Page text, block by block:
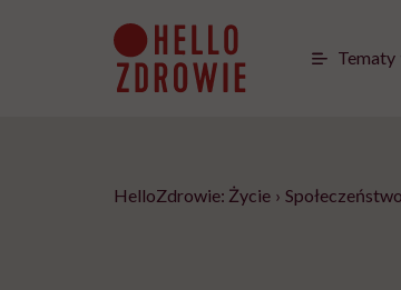
Tematy
HelloZdrowie: Życie › Społeczeństwo